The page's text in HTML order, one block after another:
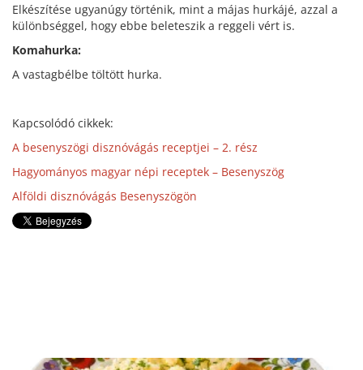
Elkészítése ugyanúgy történik, mint a májas hurkájé, azzal a
különbséggel, hogy ebbe beleteszik a reggeli vért is.
Komahurka:
A vastagbélbe töltött hurka.
Kapcsolódó cikkek:
A besenyszögi disznóvágás receptjei – 2. rész
Hagyományos magyar népi receptek – Besenyszög
Alföldi disznóvágás Besenyszögön